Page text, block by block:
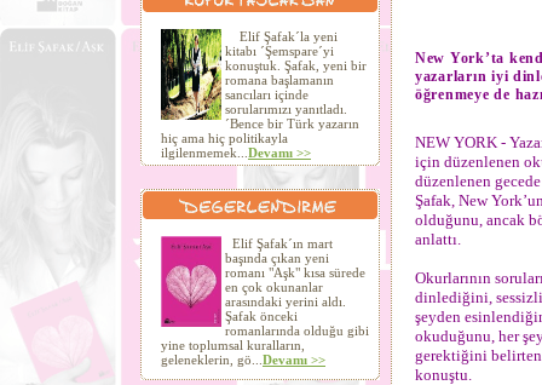
Elif Şafak´la yeni
kitabı ´Şemspare´yi
konuştuk. Şafak, yeni bir
romana başlamanın
sancıları içinde
sorularımızı yanıtladı.
´Bence bir Türk yazarın
hiç ama hiç politikayla
ilgilenmemek... Devamı >>
Elif Şafak´ın mart
başında çıkan yeni
romanı "Aşk" kısa sürede
en çok okunanlar
arasındaki yerini aldı.
Şafak önceki
romanlarında olduğu gibi
yine toplumsal kuralların,
geleneklerin, gö... Devamı >>
New York’ta
yazarların iyi
öğrenmeye de
NEW YORK -
için düzenlenen
düzenlenen
Şafak, New
olduğunu, ancak
anlattı.
Okurlarının
dinlediğini,
şeyden
okuduğunu, her
gerektiğini belirten
konuştu.